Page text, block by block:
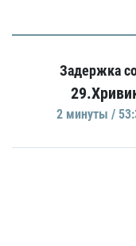
Задержка
2 минуты /